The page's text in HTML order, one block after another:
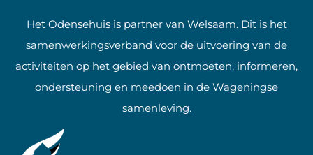
Het Odensehuis is partner van Welsaam. Dit is het
samenwerkingsverband voor de uitvoering van de
activiteiten op het gebied van ontmoeten, informeren,
ondersteuning en meedoen in de Wageningse
samenleving.